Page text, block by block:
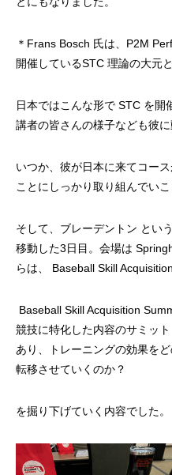
＊Frans Bosch 氏は、P2M
開催しているSTC 理論の大元
日本ではこんな形で STC を開
講者の皆さんの様子なども彼
いつか、彼が日本に来てコー
ことにしっかり取り組んでいこ
そして、ブレーデントン とい
移動した3日目。会場は
らは、 Baseball Skill
Baseball Skill Acquisition
競技に特化した内容のサミッ
あり、トレーニングの効果を
転移させていくのか？
を掘り下げていく内容でした。